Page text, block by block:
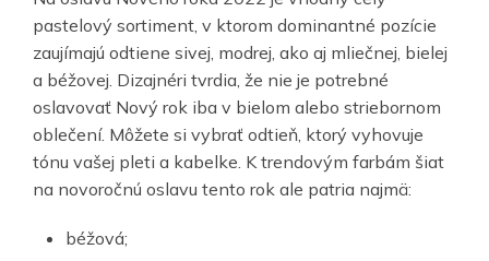
pastelový sortiment, v ktorom dominantné pozície
zaujímajú odtiene sivej, modrej, ako aj mliečnej, bielej
a béžovej. Dizajnéri tvrdia, že nie je potrebné
oslavovať Nový rok iba v bielom alebo striebornom
oblečení. Môžete si vybrať odtieň, ktorý vyhovuje
tónu vašej pleti a kabelke. K trendovým farbám šiat
na novoročnú oslavu tento rok ale patria najmä:
béžová;